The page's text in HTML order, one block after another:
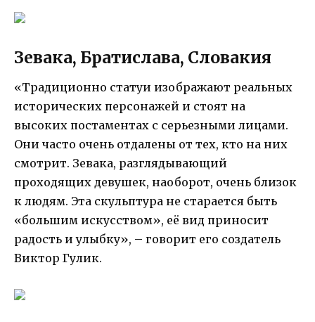
Зевака, Братислава, Словакия
«Традиционно статуи изображают реальных
исторических персонажей и стоят на
высоких постаментах с серьезными лицами.
Они часто очень отдалены от тех, кто на них
смотрит. Зевака, разглядывающий
проходящих девушек, наоборот, очень близок
к людям. Эта скульптура не старается быть
«большим искусством», её вид приносит
радость и улыбку», – говорит его создатель
Виктор Гулик.